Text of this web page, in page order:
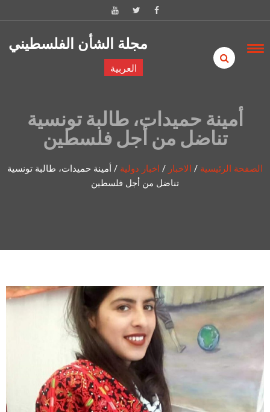
مجلة الشأن الفلسطيني
العربية
أمينة حميدات، طالبة تونسية
تناضل من أجل فلسطين
الصفحة الرئيسية / الاخبار / اخبار دولية / أمينة حميدات، طالبة تونسية
تناضل من أجل فلسطين